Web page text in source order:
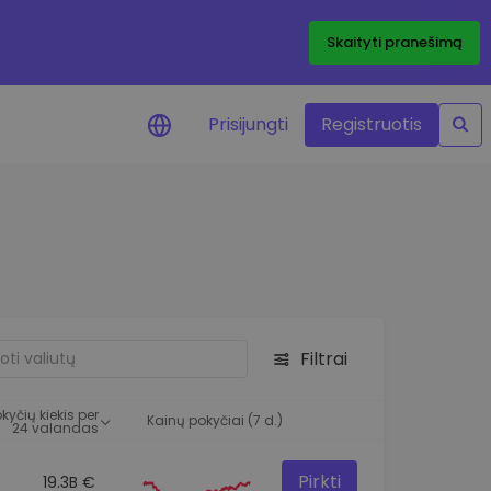
Skaityti pranešimą
Prisijungti Registruotis
Filtrai
kiekis per
24 valandas Kainų pokyčiai (7 d.)
19.3B € Pirkti